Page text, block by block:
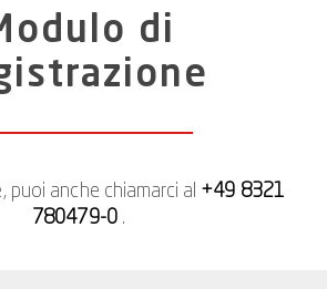
di
puoi anche chiamarci al +49 8321
780479-0.